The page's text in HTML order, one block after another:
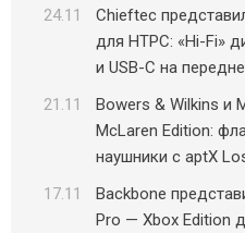
24.11
Chieftec
для HTPC: «Hi-Fi»
и USB-C на
21.11
Bowers & Wilkins и
McLaren Edition:
наушники с aptX
17.11
Backbone
Pro — Xbox Edition